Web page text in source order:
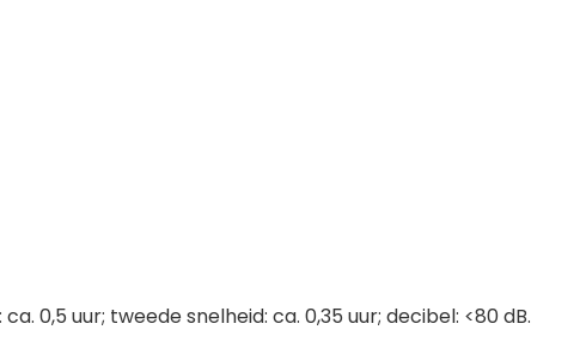
0,5 uur; tweede snelheid: ca. 0,35 uur; decibel: <80 dB.